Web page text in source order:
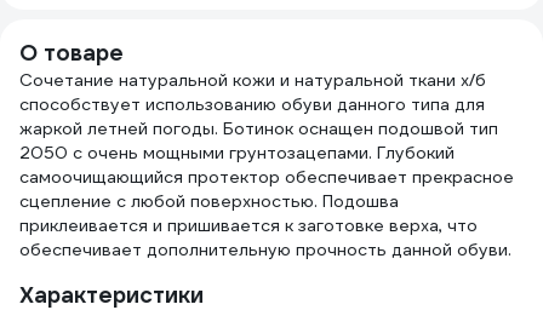
О товаре
Сочетание натуральной кожи и натуральной ткани х/б
способствует использованию обуви данного типа для
жаркой летней погоды. Ботинок оснащен подошвой тип
2050 с очень мощными грунтозацепами. Глубокий
самоочищающийся протектор обеспечивает прекрасное
сцепление с любой поверхностью. Подошва
приклеивается и пришивается к заготовке верха, что
обеспечивает дополнительную прочность данной обуви.
Характеристики